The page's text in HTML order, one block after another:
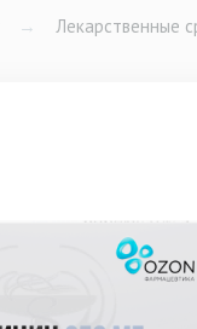
→ Лекарственные